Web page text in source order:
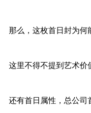
那么，这枚首日封为何
这里不得不提到艺术价
还有首日属性，总公司